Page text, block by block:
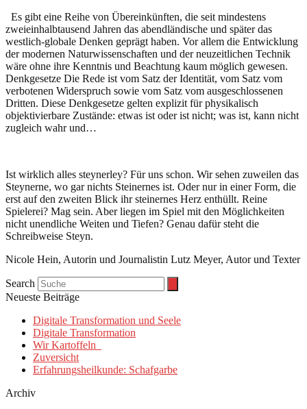
Es gibt eine Reihe von Übereinkünften, die seit mindestens
zweieinhalbtausend Jahren das abendländische und später das
westlich-globale Denken geprägt haben. Vor allem die Entwicklung
der modernen Naturwissenschaften und der neuzeitlichen Technik
wäre ohne ihre Kenntnis und Beachtung kaum möglich gewesen.
Denkgesetze Die Rede ist vom Satz der Identität, vom Satz vom
verbotenen Widerspruch sowie vom Satz vom ausgeschlossenen
Dritten. Diese Denkgesetze gelten explizit für physikalisch
objektivierbare Zustände: etwas ist oder ist nicht; was ist, kann nicht
zugleich wahr und…
Ist wirklich alles steynerley? Für uns schon. Wir sehen zuweilen das
Steynerne, wo gar nichts Steinernes ist. Oder nur in einer Form, die
erst auf den zweiten Blick ihr steinernes Herz enthüllt. Reine
Spielerei? Mag sein. Aber liegen im Spiel mit den Möglichkeiten
nicht unendliche Weiten und Tiefen? Genau dafür steht die
Schreibweise Steyn.
Nicole Hein, Autorin und Journalistin Lutz Meyer, Autor und Texter
Search
Neueste Beiträge
Digitale Transformation und Seele
Digitale Transformation
Wir Kartoffeln
Zuversicht
Erfahrungsheilkunde: Schafgarbe
Archiv